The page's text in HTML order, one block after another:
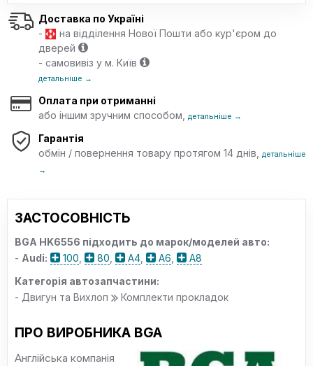
Доставка по Україні
-
на відділення Нової Пошти або кур'єром до
дверей
- самовивіз у м. Київ
детальніше →
Оплата при отриманні
або іншим зручним способом,
детальніше →
Гарантія
обмін / повернення товару протягом 14 днів,
детальніше
→
ЗАСТОСОВНІСТЬ
BGA HK6556 підходить до марок/моделей авто:
- Audi: 100 80 A4 A6
A8
Категорія автозапчастини:
- Двигун та Вихлоп
Комплекти прокладок
ПРО ВИРОБНИКА BGA
Англійська компанія